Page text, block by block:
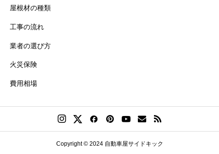
屋根材の種類
工事の流れ
業者の選び方
火災保険
費用相場
Copyright © 2024 自動車屋サイドキック